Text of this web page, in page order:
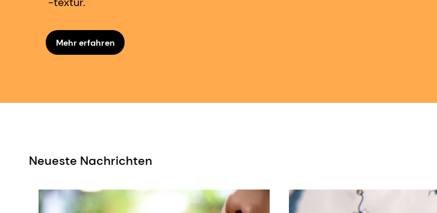
Mehr erfahren
Neueste Nachrichten